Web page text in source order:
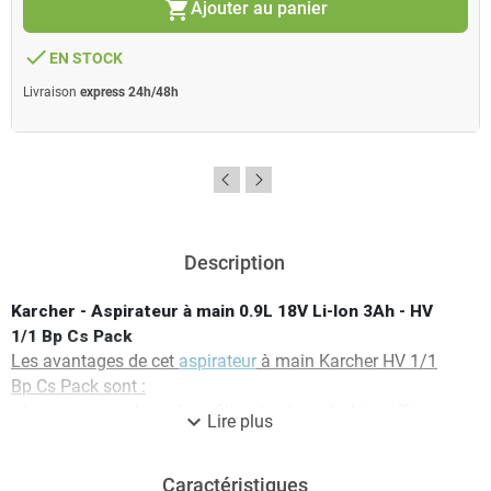
shopping_cartAjouter au panier
done EN STOCK
Livraison express 24h/48h
Description
Karcher - Aspirateur à main 0.9L 18V Li-Ion 3Ah - HV
1/1 Bp Cs Pack
Les avantages de cet aspirateur à main Karcher HV 1/1
Bp Cs Pack sont :
- Avec une grande surface filtrante et une turbine efficace :
Performances élevées sur toutes les surfaces
expand_more Lire plus
Caractéristiques